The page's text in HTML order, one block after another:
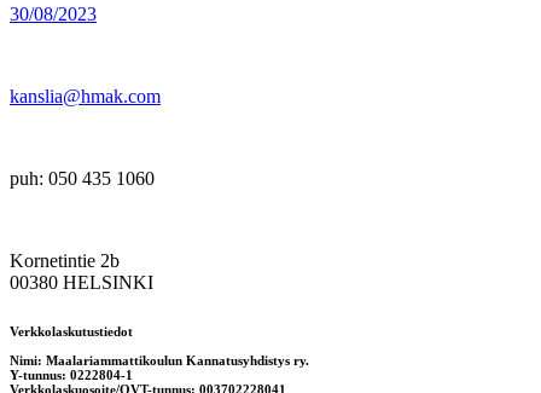
30/08/2023
kanslia@hmak.com
puh: 050 435 1060
Kornetintie 2b
00380 HELSINKI
Verkkolaskutustiedot
Nimi: Maalariammattikoulun Kannatusyhdistys ry.
Y-tunnus: 0222804-1
Verkkolaskuosoite/OVT-tunnus: 003702228041